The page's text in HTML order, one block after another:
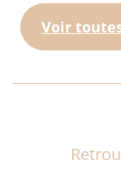
Voir